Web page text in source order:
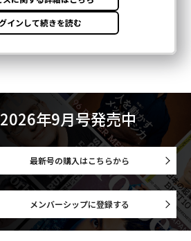
2026年9月号発売中
最新号の購入はこちらから
メンバーシップに登録する